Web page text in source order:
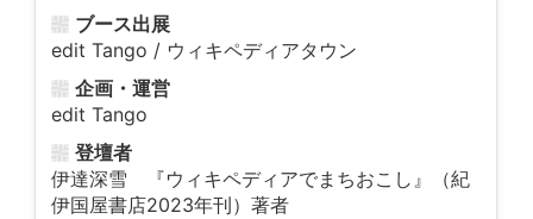
ブース出展
edit Tango / ウィキペディアタウン
企画・運営
edit Tango
登壇者
伊達深雪 『ウィキペディアでまちおこし』（紀
伊国屋書店2023年刊）著者